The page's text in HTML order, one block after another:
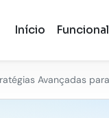
Início
Avançadas